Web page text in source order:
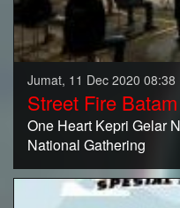
Jumat, 11 Dec 2020 08:38
Street Fire Batam
One Heart Kepri Gelar
National Gathering